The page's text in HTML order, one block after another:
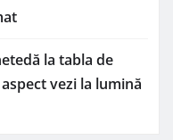
la tabla de
vezi la lumină